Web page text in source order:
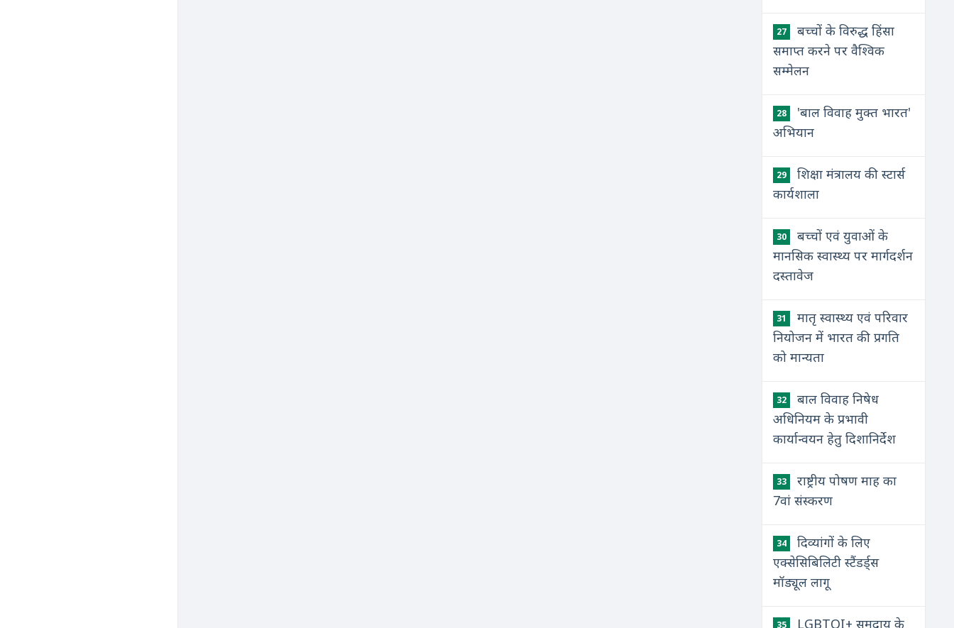
27
बच्चों के विरुद्ध हिंसा
समाप्त करने पर वैश्विक
सम्मेलन
28
'बाल विवाह मुक्त भारत'
अभियान
29
शिक्षा मंत्रालय की स्टार्स
कार्यशाला
30
बच्चों एवं युवाओं के
मानसिक स्वास्थ्य पर मार्गदर्शन
दस्तावेज
31
मातृ स्वास्थ्य एवं परिवार
नियोजन में भारत की प्रगति
को मान्यता
32
बाल विवाह निषेध
अधिनियम के प्रभावी
कार्यान्वयन हेतु दिशानिर्देश
33
राष्ट्रीय पोषण माह का
7वां संस्करण
34
दिव्यांगों के लिए
एक्सेसिबिलिटी स्टैंडर्ड्स
मॉड्यूल लागू
35 LGBTQI+ समुदाय के